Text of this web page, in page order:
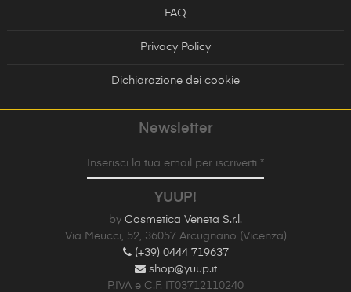
FAQ
Privacy Policy
Dichiarazione dei cookie
Newsletter
Inserisci la tua email per iscriverti *
YUUP!
by Cosmetica Veneta S.r.l.
Via Meucci, 52, 36057 Arcugnano (Vicenza)
(+39) 0444 719637
shop@yuup.it
P.IVA e C.F. IT03712110240